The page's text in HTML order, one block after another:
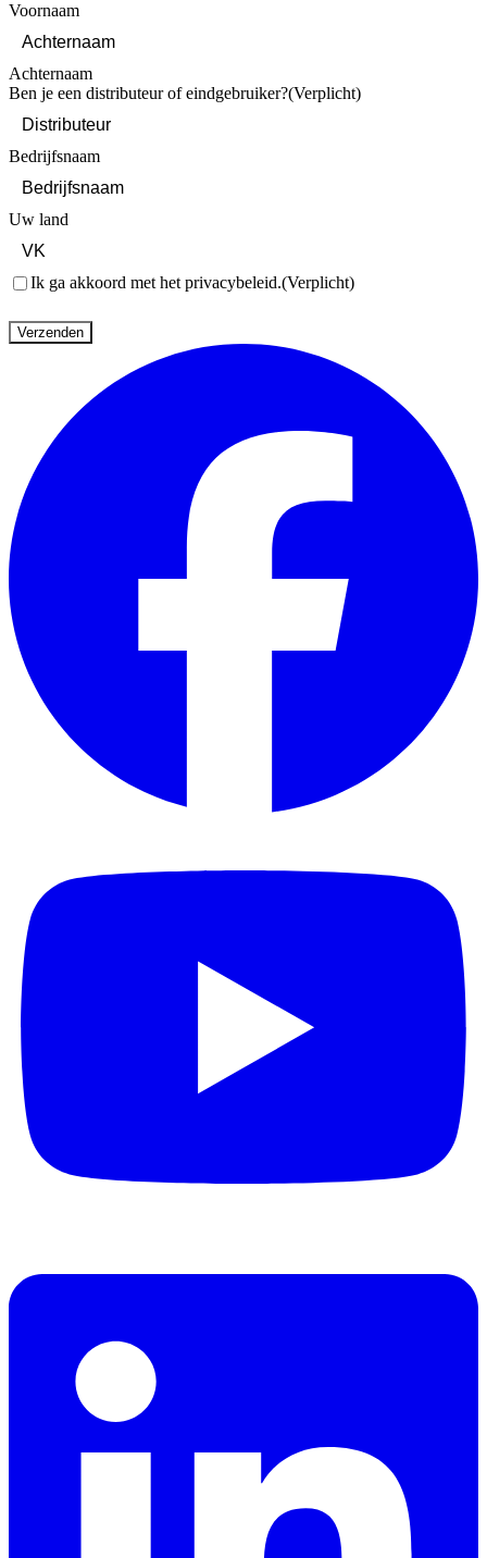
Voornaam
Achternaam
Ben je een distributeur of eindgebruiker?(Verplicht)
Bedrijfsnaam
Uw land
Toestemming(Verplicht)
Ik ga akkoord met het privacybeleid.(Verplicht)
Verzenden